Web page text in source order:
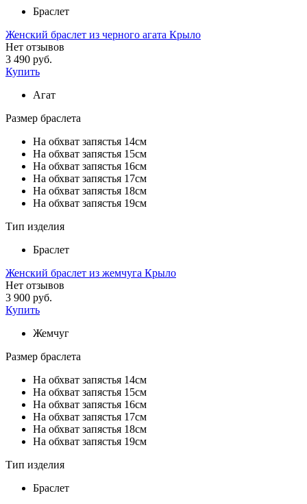
Браслет
Женский браслет из черного агата Крыло
Нет отзывов
3 490 руб.
Купить
Агат
Размер браслета
На обхват запястья 14см
На обхват запястья 15см
На обхват запястья 16см
На обхват запястья 17см
На обхват запястья 18см
На обхват запястья 19см
Тип изделия
Браслет
Женский браслет из жемчуга Крыло
Нет отзывов
3 900 руб.
Купить
Жемчуг
Размер браслета
На обхват запястья 14см
На обхват запястья 15см
На обхват запястья 16см
На обхват запястья 17см
На обхват запястья 18см
На обхват запястья 19см
Тип изделия
Браслет